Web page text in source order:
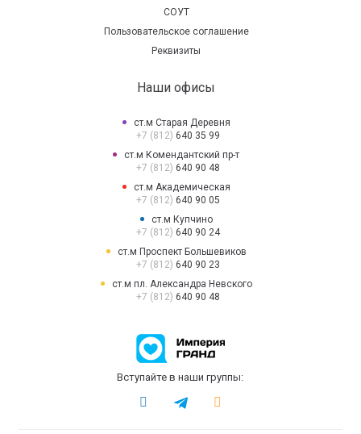
СОУТ
Пользовательское соглашение
Реквизиты
Наши офисы
ст.м Старая Деревня
+7 (812) 640 35 99
ст.м Комендантский пр-т
+7 (812) 640 90 48
ст.м Академическая
+7 (812) 640 90 05
ст.м Купчино
+7 (812) 640 90 24
ст.м Проспект Большевиков
+7 (812) 640 90 23
ст.м пл. Александра Невского
+7 (812) 640 90 48
Вступайте в наши группы: